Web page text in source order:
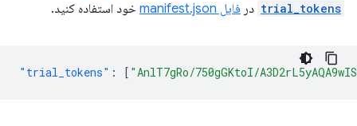
trial_tokens در فایل manifest.json خود استفاده کنید.
"trial_tokens" : [ "AnlT7gRo/750gGKtoI/